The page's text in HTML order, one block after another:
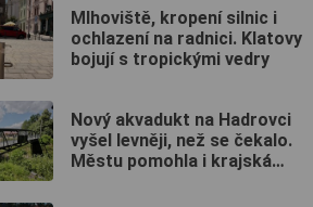
Mlhoviště, kropení silnic i
ochlazení na radnici. Klatovy
bojují s tropickými vedry
Nový akvadukt na Hadrovci
vyšel levněji, než se čekalo.
Městu pomohla i krajská